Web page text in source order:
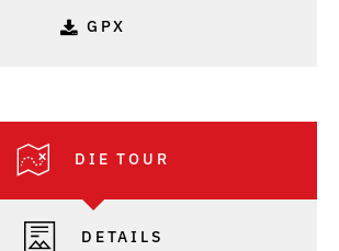
GPX
DIE TOUR
DETAILS